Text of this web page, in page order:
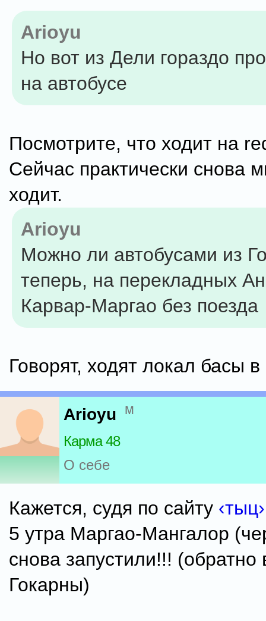
Arioyu
Но вот из Дели гораздо
на автобусе
Посмотрите, что ходит на
Сейчас практически снова
ходит.
Arioyu
Можно ли автобусами из
теперь, на перекладных
Карвар-Маргао без поезда
Говорят, ходят локал басы в
Arioyu м
Карма 48
О себе
Кажется, cудя по сайту ‹тыц›
5 утра Маргао-Мангалор
снова запустили!!! (обратно
Гокарны)